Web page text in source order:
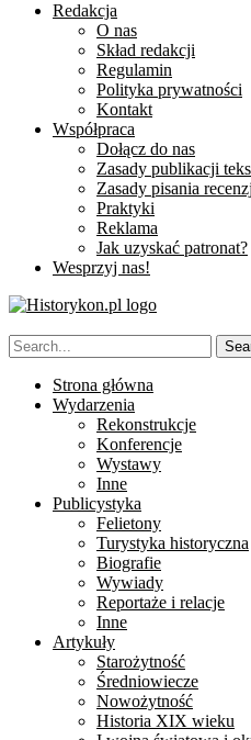
Redakcja
O nas
Skład redakcji
Regulamin
Polityka prywatności
Kontakt
Współpraca
Dołącz do nas
Zasady publikacji
Zasady pisania
Praktyki
Reklama
Jak uzyskać patronat?
Wesprzyj nas!
Strona główna
Wydarzenia
Rekonstrukcje
Konferencje
Wystawy
Inne
Publicystyka
Felietony
Turystyka historyczna
Biografie
Wywiady
Reportaże i relacje
Inne
Artykuły
Starożytność
Średniowiecze
Nowożytność
Historia XIX wieku